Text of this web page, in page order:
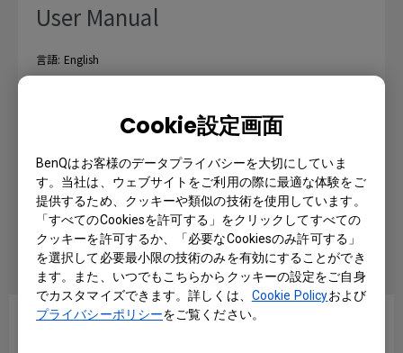
Cookie設定画面
BenQはお客様のデータプライバシーを大切にしていま
す。当社は、ウェブサイトをご利用の際に最適な体験をご
提供するため、クッキーや類似の技術を使用しています。
「すべてのCookiesを許可する」をクリックしてすべての
クッキーを許可するか、「必要なCookiesのみ許可する」
を選択して必要最小限の技術のみを有効にすることができ
ます。また、いつでもこちらからクッキーの設定をご自身
でカスタマイズできます。詳しくは、 Cookie Policyおよび
プライバシーポリシーをご覧ください。
User Manual
言語: English
いずれかのソフトウェアを使用することにより、お客様は当社の使用許諾
契約の条項 に同意したものとみなされます。
Software